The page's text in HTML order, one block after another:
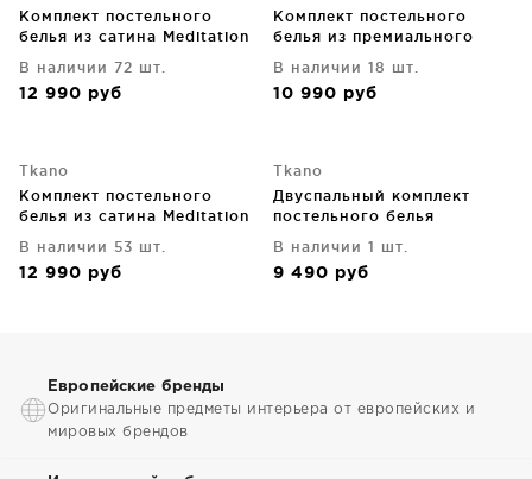
Комплект постельного
белья из сатина Meditation
В наличии 72 шт.
12 990 руб
Комплект постельного
белья из премиального
CM
В наличии 18 шт.
10 990 руб
Tkano
Комплект постельного
белья из сатина Meditation
В наличии 53 шт.
12 990 руб
Tkano
Двуспальный комплект
постельного белья
В наличии 1 шт.
9 490 руб
Европейские бренды
Оригинальные предметы интерьера от европейских и
мировых брендов